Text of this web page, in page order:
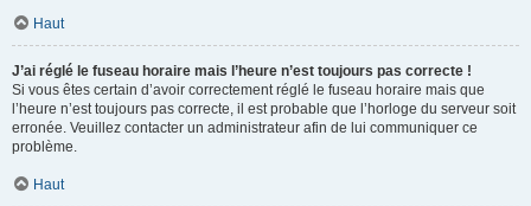
Haut
J’ai réglé le fuseau horaire mais l’heure n’est toujours pas correcte !
Si vous êtes certain d’avoir correctement réglé le fuseau horaire mais que
l’heure n’est toujours pas correcte, il est probable que l’horloge du serveur soit
erronée. Veuillez contacter un administrateur afin de lui communiquer ce
problème.
Haut